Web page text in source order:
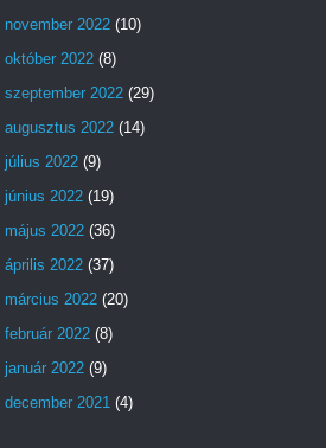
november 2022 (10)
október 2022 (8)
szeptember 2022 (29)
augusztus 2022 (14)
július 2022 (9)
június 2022 (19)
május 2022 (36)
április 2022 (37)
március 2022 (20)
február 2022 (8)
január 2022 (9)
december 2021 (4)